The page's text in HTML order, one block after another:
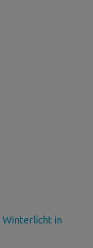
Winterlicht in